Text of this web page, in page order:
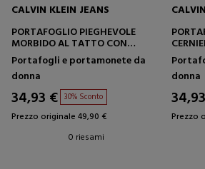
CALVIN KLEIN JEANS
PORTAFOGLIO PIEGHEVOLE
MORBIDO AL TATTO CON
PROTEZIONE RFID
Portafogli e portamonete da
donna
34,93 € 30% Sconto
Prezzo originale 49,90 €
0 riesami
donna
Prezzo